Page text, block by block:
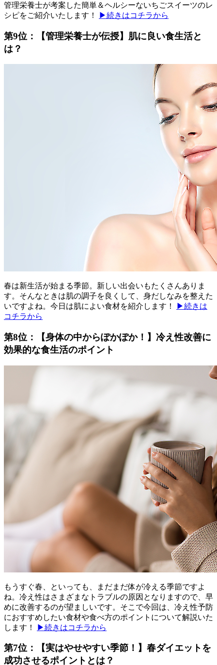
管理栄養士が考案した簡単＆ヘルシーないちごスイーツのレ
シピをご紹介いたします！
▶続きはコチラから
第9位：【管理栄養士が伝授】肌に良い食生活と
は？
春は新生活が始まる季節。新しい出会いもたくさんありま
す。そんなときは肌の調子を良くして、身だしなみを整えた
いですよね。今日は肌によい食材を紹介します！
▶続きは
コチラから
第8位：【身体の中からぽかぽか！】冷え性改善に
効果的な食生活のポイント
もうすぐ春、といっても、まだまだ体が冷える季節ですよ
ね。冷え性はさまざまなトラブルの原因となりますので、早
めに改善するのが望ましいです。そこで今回は、冷え性予防
におすすめしたい食材や食べ方のポイントについて解説いた
します！
▶続きはコチラから
第7位：【実はやせやすい季節！】春ダイエットを
成功させるポイントとは？